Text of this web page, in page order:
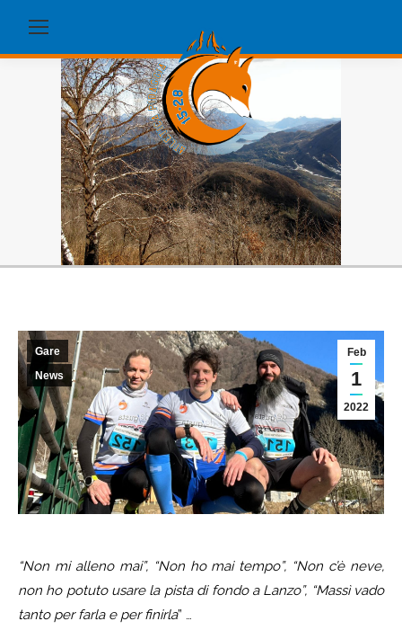
Feb
1
2022
Gare
News
“Non mi alleno mai”, “Non ho mai tempo”, “Non c’è neve,
non ho potuto usare la pista di fondo a Lanzo”, “Massì vado
tanto per farla e per finirla” …